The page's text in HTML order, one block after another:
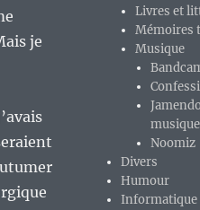
je
Livres et
Mémoires
Musique
Noomiz
Divers
Humour
Informatique